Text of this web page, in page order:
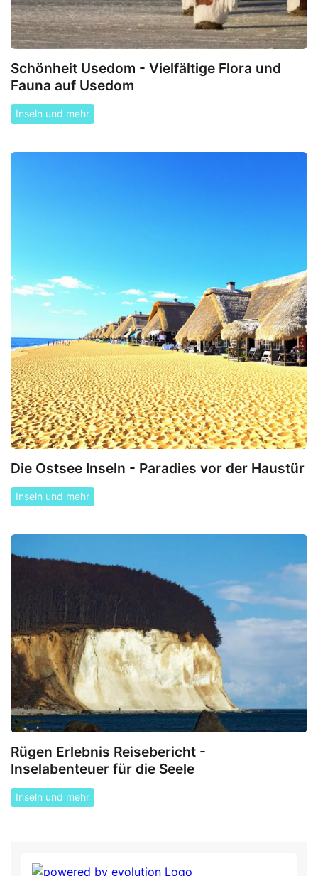
Schönheit Usedom - Vielfältige Flora und
Fauna auf Usedom
Inseln und mehr
Die Ostsee Inseln - Paradies vor der Haustür
Inseln und mehr
Rügen Erlebnis Reisebericht -
Inselabenteuer für die Seele
Inseln und mehr